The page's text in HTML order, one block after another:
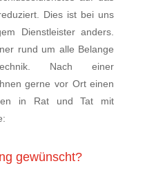
Dies ist bei uns
Dienstleister anders.
rund um alle Belange
Nach einer
gerne vor Ort einen
in Rat und Tat mit
gewünscht?